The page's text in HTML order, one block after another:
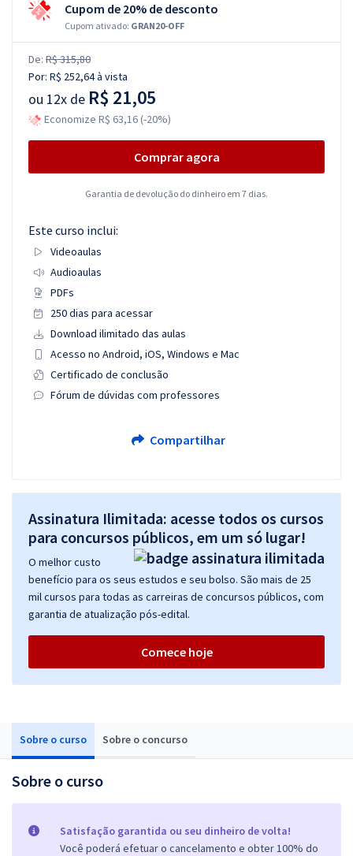
Sobre o curso Sobre o concurso
Sobre o curso
Satisfação garantida ou seu dinheiro de volta!
Você poderá efetuar o cancelamento e obter 100% do
Cupom de 20% de desconto
Cupom ativado: GRAN20-OFF
De: R$ 315,80
Por: R$ 252,64à vista
ou 12x de R$ 21,05
Economize R$ 63,16 (-20%)
Comprar agora
Garantia de devolução do dinheiro em 7 dias.
Este curso inclui:
Videoaulas
Audioaulas
PDFs
250 dias para acessar
Download ilimitado das aulas
Acesso no Android, iOS, Windows e Mac
Certificado de conclusão
Fórum de dúvidas com professores
Compartilhar
Assinatura Ilimitada: acesse todos os cursos
para concursos públicos, em um só lugar!
O melhor custo
benefício para os seus estudos e seu bolso. São mais de 25
mil cursos para todas as carreiras de concursos públicos, com
garantia de atualização pós-edital.
Comece hoje